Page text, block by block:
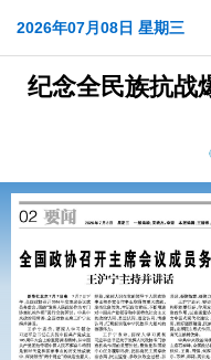
2026年07月08日 星期三
纪念全民族抗战